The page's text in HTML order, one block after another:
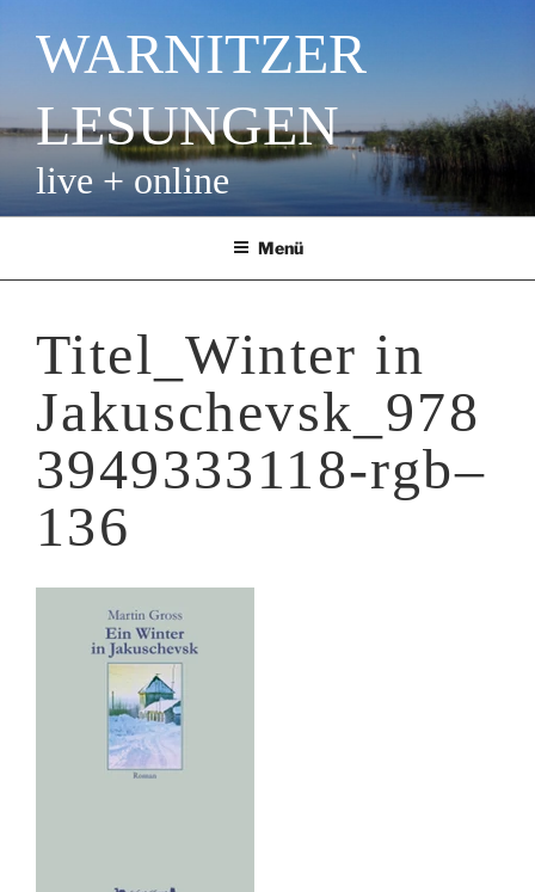
Inhalt
springenWARNITZER
LESUNGEN
live + online
Menü
Titel_Winter in
Jakuschevsk_978
3949333118-rgb–
136